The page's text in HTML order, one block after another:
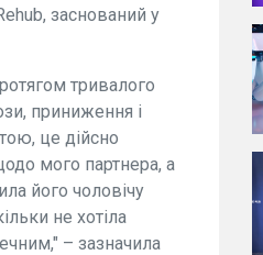
заснований у
тривалого
приниження і
це дійсно
мого партнера, а
його чоловічу
не хотіла
– зазначила